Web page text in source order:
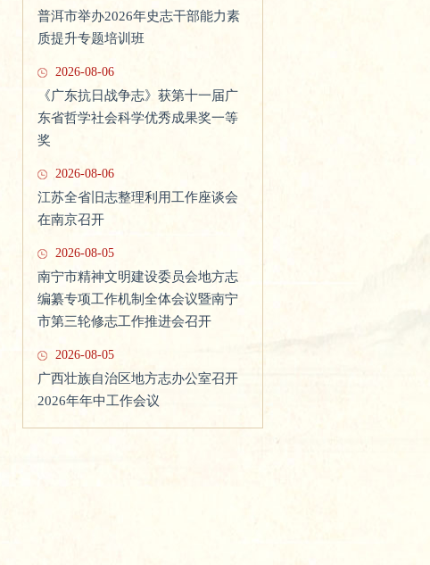
国家方志馆南方丝绸之路分馆建设
工作领导小组第五次会议在北京召
开
吉林省市县志书编纂业务培训班
（2021）在伊通县举办
普洱市举办2026年史志干部能力素
质提升专题培训班
2026-08-06
《广东抗日战争志》获第十一届广
东省哲学社会科学优秀成果奖一等
奖
2026-08-06
江苏全省旧志整理利用工作座谈会
在南京召开
2026-08-05
南宁市精神文明建设委员会地方志
编纂专项工作机制全体会议暨南宁
市第三轮修志工作推进会召开
2026-08-05
广西壮族自治区地方志办公室召开
2026年年中工作会议